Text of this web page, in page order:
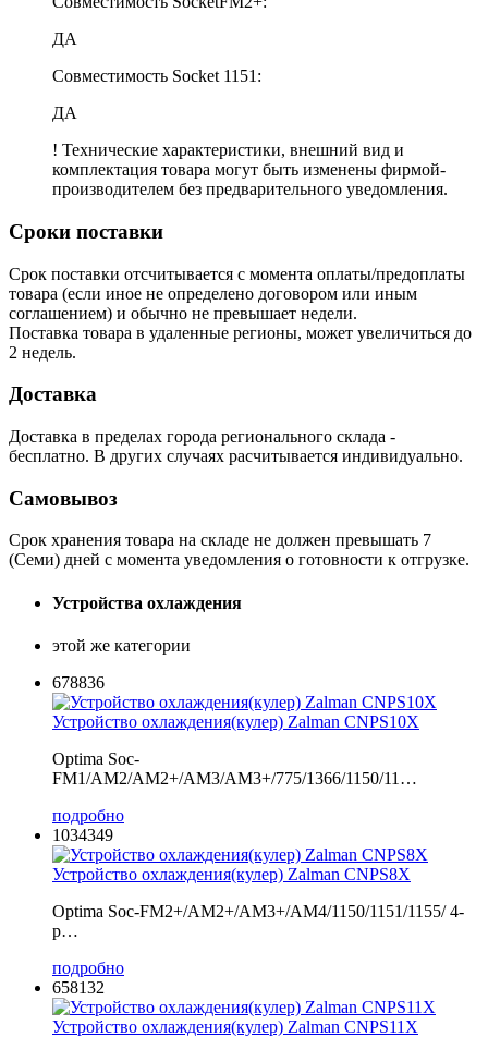
ДА
Совместимость Socket 1151:
ДА
! Технические характеристики, внешний вид и
комплектация товара могут быть изменены фирмой-
производителем без предварительного уведомления.
Сроки поставки
Срок поставки отсчитывается с момента оплаты/предоплаты
товара (если иное не определено договором или иным
соглашением) и обычно не превышает недели.
Поставка товара в удаленные регионы, может увеличиться до
2 недель.
Доставка
Доставка в пределах города регионального склада -
бесплатно. В других случаях расчитывается индивидуально.
Самовывоз
Срок хранения товара на складе не должен превышать 7
(Семи) дней с момента уведомления о готовности к отгрузке.
Устройства охлаждения
этой же категории
678836
Устройство охлаждения(кулер) Zalman CNPS10X
Optima Soc-
FM1/AM2/AM2+/AM3/AM3+/775/1366/1150/11…
подробно
1034349
Устройство охлаждения(кулер) Zalman CNPS8X
Optima Soc-FM2+/AM2+/AM3+/AM4/1150/1151/1155/ 4-
p…
подробно
658132
Устройство охлаждения(кулер) Zalman CNPS11X